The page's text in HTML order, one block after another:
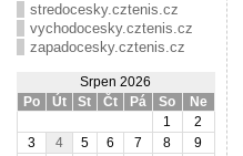
stredocesky.cztenis.cz
vychodocesky.cztenis.cz
zapadocesky.cztenis.cz
Srpen 2026
Po
Út St Čt Pá So Ne
1
2
3
4 5 6 7 8
9